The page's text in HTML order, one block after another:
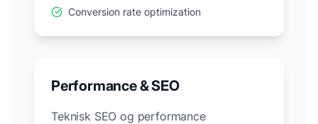
Conversion rate optimization
Performance & SEO
Teknisk SEO og performance